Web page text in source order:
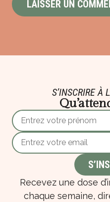
S’INSCRIRE À
Recevez une dose
chaque semaine,